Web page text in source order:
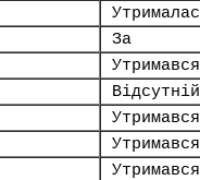
За
Утримався
Відсутній
Утримався
Утримався
Утримався